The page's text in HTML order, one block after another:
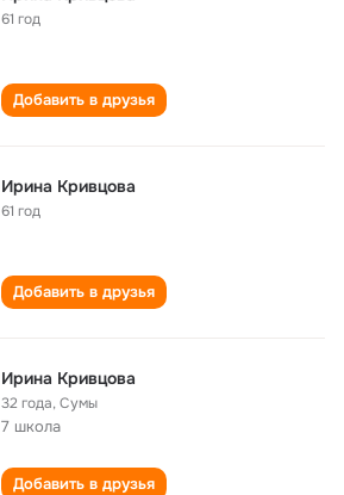
61 год
Добавить в друзья
Ирина Кривцова
61 год
Добавить в друзья
Ирина Кривцова
32 года,Сумы
7 школа
Добавить в друзья